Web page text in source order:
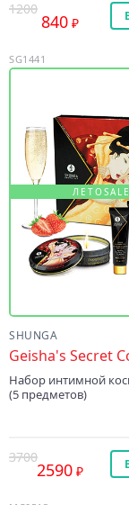
1200
840
ЛЕТОSALE
SHUNGA
Geisha's Secret
Набор интимной
(5 предметов)
SG1441
3700
2590